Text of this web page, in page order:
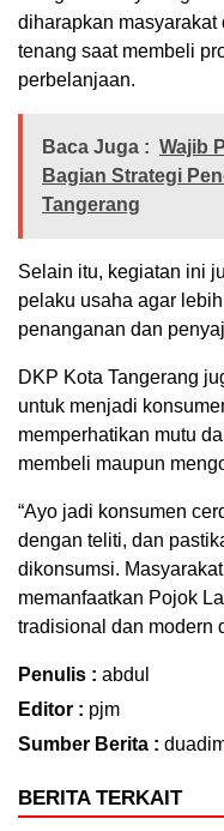
diharapkan masyarakat
tenang saat membeli
perbelanjaan.
Baca Juga : Wajib
Bagian Strategi
Tangerang
Selain itu, kegiatan ini
pelaku usaha agar
penanganan dan
DKP Kota Tangerang
untuk menjadi
memperhatikan mutu
membeli maupun
“Ayo jadi konsumen
dengan teliti, dan
dikonsumsi.
memanfaatkan Pojok
tradisional dan modern
Penulis : abdul
Editor : pjm
Sumber Berita :
BERITA TERKAIT